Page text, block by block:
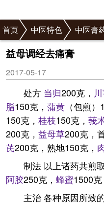
首页 中医特色 中医膏
益母调经去痛膏
2017-05-17
处方 当归200克，
脂150克， 蒲黄 （包煎）
150克， 桂枝150克， 莪
200克， 益母草200克，
芪200克，熟地150克，
制法 以上诸药共煎
阿胶250克， 蜂蜜1500克
主治 各种原因所致